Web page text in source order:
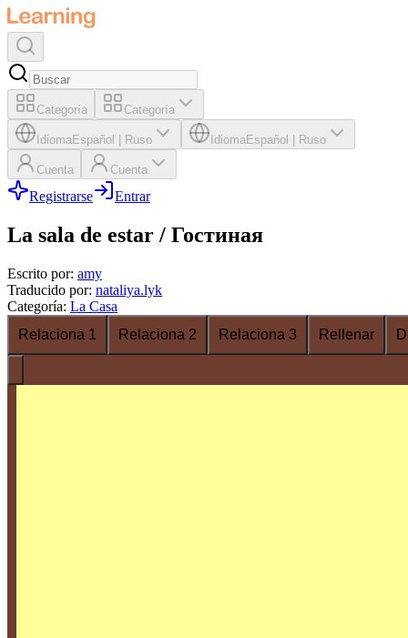
Categoría Categoría
IdiomaEspañol Ruso IdiomaEspañol Ruso
Cuenta Cuenta
Registrarse Entrar
La sala de estar / Гостиная
Escrito por: amy
Traducido por: nataliya.lyk
Categoría: La Casa
Relaciona 1
Relaciona 2 Relaciona 3 Rellenar